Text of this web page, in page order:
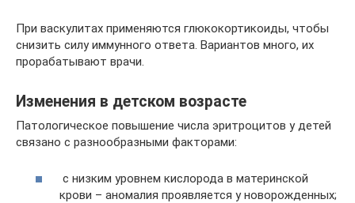
При васкулитах применяются глюкокортикоиды, чтобы
снизить силу иммунного ответа. Вариантов много, их
прорабатывают врачи.
Изменения в детском возрасте
Патологическое повышение числа эритроцитов у детей
связано с разнообразными факторами:
с низким уровнем кислорода в материнской
крови – аномалия проявляется у новорожденных;